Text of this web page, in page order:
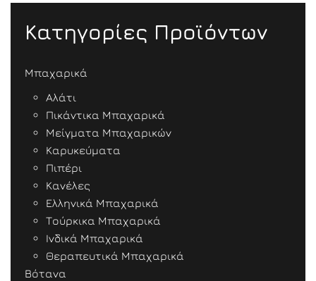
Κατηγορίες Προϊόντων
Μπαχαρικά
Αλάτι
Πικάντικα Μπαχαρικά
Μείγματα Μπαχαρικών
Καρυκεύματα
Πιπέρι
Κανέλες
Ελληνικά Μπαχαρικά
Τούρκικα Μπαχαρικά
Ινδικά Μπαχαρικά
Θεραπευτικά Μπαχαρικά
Βότανα